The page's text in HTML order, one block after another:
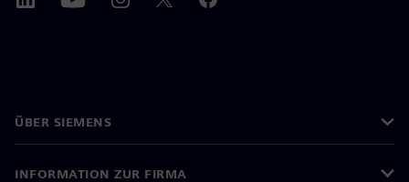
ÜBER SIEMENS
INFORMATION ZUR FIRMA